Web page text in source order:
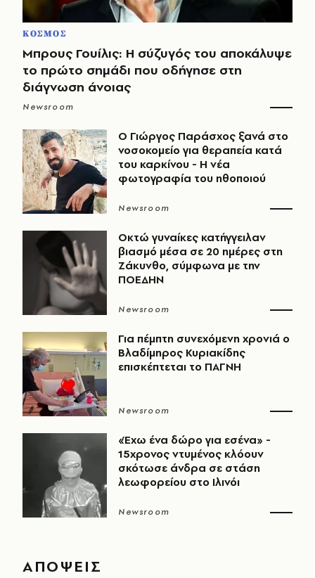
ΚΟΣΜΟΣ
Μπρους Γουίλις: Η σύζυγός του αποκάλυψε
το πρώτο σημάδι που οδήγησε στη
διάγνωση άνοιας
Newsroom
O Γιώργος Παράσχος ξανά στο
νοσοκομείο για θεραπεία κατά
του καρκίνου - Η νέα
φωτογραφία του ηθοποιού
Newsroom
Οκτώ γυναίκες κατήγγειλαν
βιασμό μέσα σε 20 ημέρες στη
Ζάκυνθο, σύμφωνα με την
ΠΟΕΔΗΝ
Newsroom
Για πέμπτη συνεχόμενη χρονιά ο
Βλαδίμηρος Κυριακίδης
επισκέπτεται το ΠΑΓΝΗ
Newsroom
«Έχω ένα δώρο για εσένα» -
15χρονος ντυμένος κλόουν
σκότωσε άνδρα σε στάση
λεωφορείου στο Ιλινόι
Newsroom
ΑΠΟΨΕΙΣ